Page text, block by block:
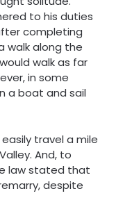
to his duties
completing
walk along the
walk as far
in some
a boat and sail
travel a mile
And, to
law stated that
despite